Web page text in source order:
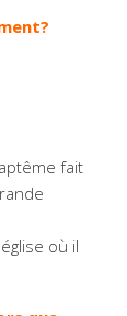
fait
où il